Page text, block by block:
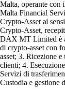
Malta, operante con
Malta Financial
Crypto-Asset ai
Crypto-Asset,
DAX MT Limited è
di crypto-asset con
asset; 3. Ricezione
clienti; 4.
Servizi di
Custodia e gestione